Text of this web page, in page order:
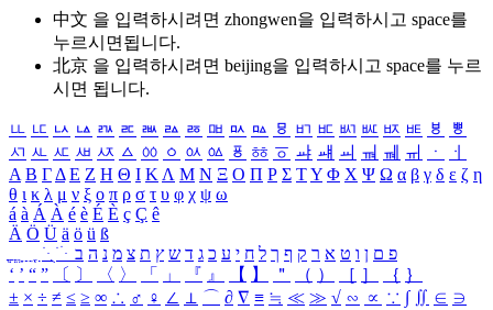
中文 을 입력하시려면 zhongwen을 입력하시고 space를
누르시면됩니다.
北京 을 입력하시려면 beijing을 입력하시고 space를 누르
시면 됩니다.
ㅥ ㅦ ㅧ ㅨ ㅩ ㅪ ㅫ ㅬ ㅭ ㅮ ㅯ ㅰ ㅱ ㅲ ㅳ ㅴ ㅵ ㅶ ㅷ ㅸ
ㅹ
ㅺ ㅻ ㅼ ㅽ ㅾ ㅿ ㆀ ㆁ ㆂ ㆃ ㆄ ㆅ ㆆ ㆇ ㆈ ㆉ ㆊ ㆋ ㆌ ㆍ
ㆎ
Α Β ΓΔ Ε Ζ Η Θ Ι ΚΛ Μ Ν Ξ Ο Π Ρ Σ ΤΥ Φ Χ Ψ Ω α β γ δ ε ζ η
θ ι κ λ μ ν ξ ο π ρ σ τ υ φ χ ψ ω
á à Á À é è É È ç Ç ê
Ä Ö Ü ä ö ü ß
ִֶֹ ֻּ ׁׂ פ ם ן ו ט א ר ק ף ך ל ח י ע כ ג ד ש ץ ת צ מ נ ה ב
‘ ’ “ ” 〔 〕 〈 〉 「 」 『 』 【 】 ＂ （ ） ［ ］ ｛ ｝
± × ÷ ≠ ≤ ≥ ∞ ∴ ♂ ♀ ∠ ⊥ ⌒ ∂ ∇ ≡ ≒ ≪ ≫ √ ∽ ∝ ∵ ∫ ∬ ∈ ∋